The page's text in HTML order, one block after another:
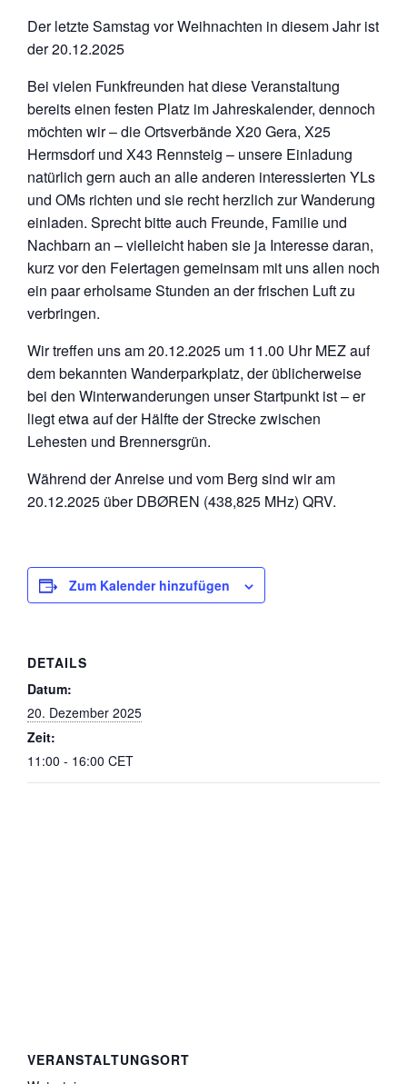
Der letzte Samstag vor Weihnachten in diesem Jahr ist
der 20.12.2025
Bei vielen Funkfreunden hat diese Veranstaltung
bereits einen festen Platz im Jahreskalender, dennoch
möchten wir – die Ortsverbände X20 Gera, X25
Hermsdorf und X43 Rennsteig – unsere Einladung
natürlich gern auch an alle anderen interessierten YLs
und OMs richten und sie recht herzlich zur Wanderung
einladen. Sprecht bitte auch Freunde, Familie und
Nachbarn an – vielleicht haben sie ja Interesse daran,
kurz vor den Feiertagen gemeinsam mit uns allen noch
ein paar erholsame Stunden an der frischen Luft zu
verbringen.
Wir treffen uns am 20.12.2025 um 11.00 Uhr MEZ auf
dem bekannten Wanderparkplatz, der üblicherweise
bei den Winterwanderungen unser Startpunkt ist – er
liegt etwa auf der Hälfte der Strecke zwischen
Lehesten und Brennersgrün.
Während der Anreise und vom Berg sind wir am
20.12.2025 über DBØREN (438,825 MHz) QRV.
Zum Kalender hinzufügen
DETAILS
Datum:
20. Dezember 2025
Zeit:
11:00 - 16:00 CET
VERANSTALTUNGSORT